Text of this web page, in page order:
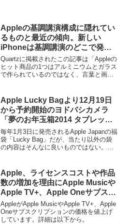
Appleの基調講演構成に隠れてい
るものと最近の傾向。新しい
iPhoneは基調講演のどこで発表
されるのか？
Quartzに掲載されたこの記事は「Appleの
ヒット商品の1つはアルミニウムとガラス
で作られているのではなく、言葉と画像
いう大勢の人々に他の商品を発表するこ
とが出来る。」という書き出しから始
り、Appleの基調講演についてデータを取
り分析しています。詳細は以下から。
Apple Lucky Bagより12月19日
から予約開始のヨドバシカメラ
「夢のお年玉箱2014 タブレット
パソコンの夢 iOS」の方が気にな
る？
毎年1月3日に発売されるApple Japanの福
袋「Lucky Bag」だが、当たり以外の袋
の内容はそんなに良いものではない。そ
から予約開始になるが、この中に「タブ
レットパソコンの夢 iOS」という福袋が
あり話題をよんでいる。詳細は以下か
ら。
Apple、ライセンスコストや作品
数の増加を理由にApple Musicや
Apple TV+、Apple Oneサブスク
リプションの価格を値上げ。
AppleがApple MusicやApple TV+、Apple
Oneサブスクリプションの価格を値上げ
しています。詳細は以下から。